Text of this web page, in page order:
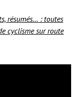
résumés… : toutes
cyclisme sur route